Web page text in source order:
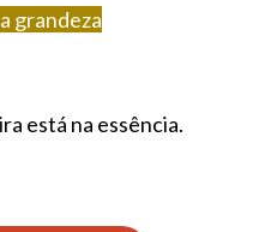
grandeza
está na essência.